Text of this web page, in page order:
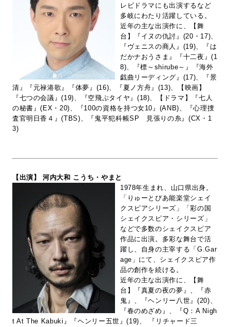
レビドラマにも出演するなど
多岐にわたり活躍している。
近年の主な出演作に、【舞
台】『イヌの仇討』(20・17)、
『ヴェニスの商人』(19)、『は
だかナおうさま』『十二夜』(1
8)、『標～shirube～』『海外
戯曲リーディング』(17)、『景
清』『元禄港歌』『体夢』(16)、『夏ノ方舟』(13)、【映画】
『七つの会議』(19)、『空飛ぶタイヤ』(18)、【ドラマ】『七人
の秘書』(EX・20)、『100の資格を持つ女10』(ANB)、『心理捜
査官明日香４』(TBS)、『鬼平犯科帳SP 見張りの糸』(CX・1
3)
【出演】 河内大和 こうち・やまと
1978年生まれ、山口県出身。
「りゅーとぴあ能楽堂シェイ
クスピアシリーズ」「彩の国
シェイクスピア・シリーズ」
などで多数のシェイクスピア
作品に出演。多彩な舞台で活
躍し、自身の主宰する「G.Gar
age」にて、シェイクスピア作
品の創作を続ける。
近年の主な出演作に、【舞
台】『真夏の夜の夢』、『赤
鬼』、『ヘンリー八世』(20)、
『春のめざめ』、『Q：A Nigh
t At The Kabuki』『ヘンリー五世』(19)、 『リチャード三